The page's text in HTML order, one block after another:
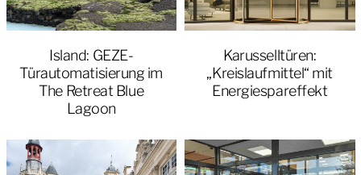
Island: GEZE-
Türautomatisierung im
The Retreat Blue
Lagoon
Karusselltüren:
„Kreislaufmittel“ mit
Energiespareffekt